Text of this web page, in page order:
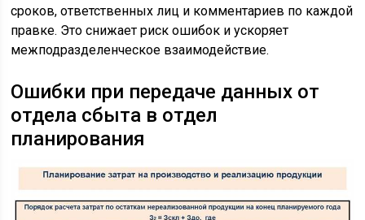
сроков, ответственных лиц и комментариев по каждой
правке. Это снижает риск ошибок и ускоряет
межподразделенческое взаимодействие.
Ошибки при передаче данных от
отдела сбыта в отдел
планирования